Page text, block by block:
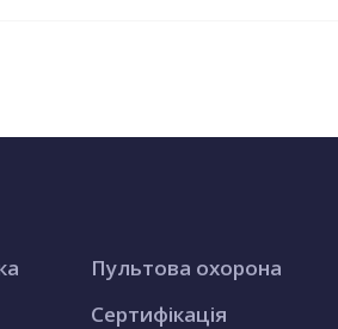
Пультова охорона
Сертифікація